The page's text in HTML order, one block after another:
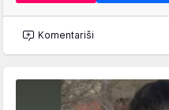
Komentariši